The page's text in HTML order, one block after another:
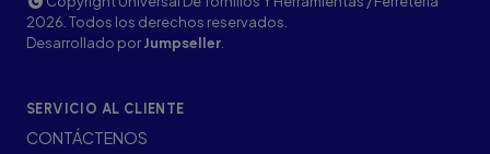
2026. Todos los derechos reservados.
Desarrollado porJumpseller
SERVICIO AL CLIENTE
CONTÁCTENOS